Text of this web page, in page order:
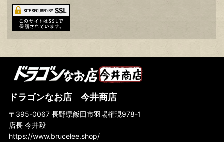
ドラゴンなお店 今井商店
〒395-0067 長野県飯田市羽場権現978-1
店長 今井毅
https://www.brucelee.shop/